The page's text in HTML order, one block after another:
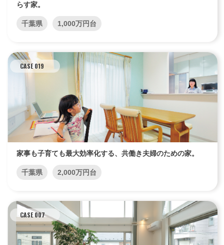
らす家。
千葉県 1,000万円台
CASE 019
家事も子育ても最大効率化する、共働き夫婦のための家。
千葉県 2,000万円台
CASE 007